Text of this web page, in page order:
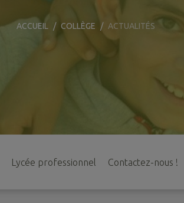
ACCUEIL COLLÈGE ACTUALITÉS
Lycée professionnel Contactez-nous !